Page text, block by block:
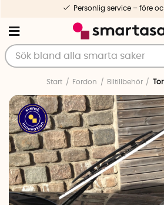
Personlig service – före
Start Fordon Biltillbehör